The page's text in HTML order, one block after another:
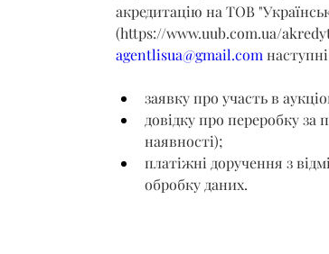
акредитацію на ТОВ
(https://www.uub.com.ua/
agentlisua@gmail.com
заявку про участь в
довідку про переробку за
наявності);
платіжні доручення з
обробку даних.